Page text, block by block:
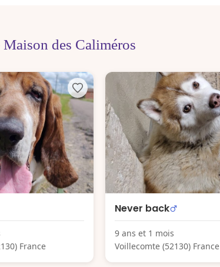
des Caliméros
France
Never back
9 ans et 1 mois
Voillecomte (52130) France